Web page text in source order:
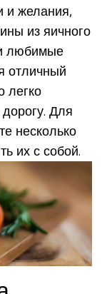
и желания,
из яичного
любимые
отличный
легко
Для
несколько
их с собой.